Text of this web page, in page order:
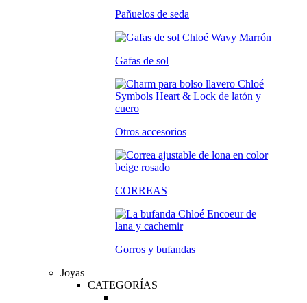
Pañuelos de seda
Gafas de sol
Otros accesorios
CORREAS
Gorros y bufandas
Joyas
CATEGORÍAS